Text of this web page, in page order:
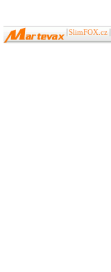
SlimFOX.cz